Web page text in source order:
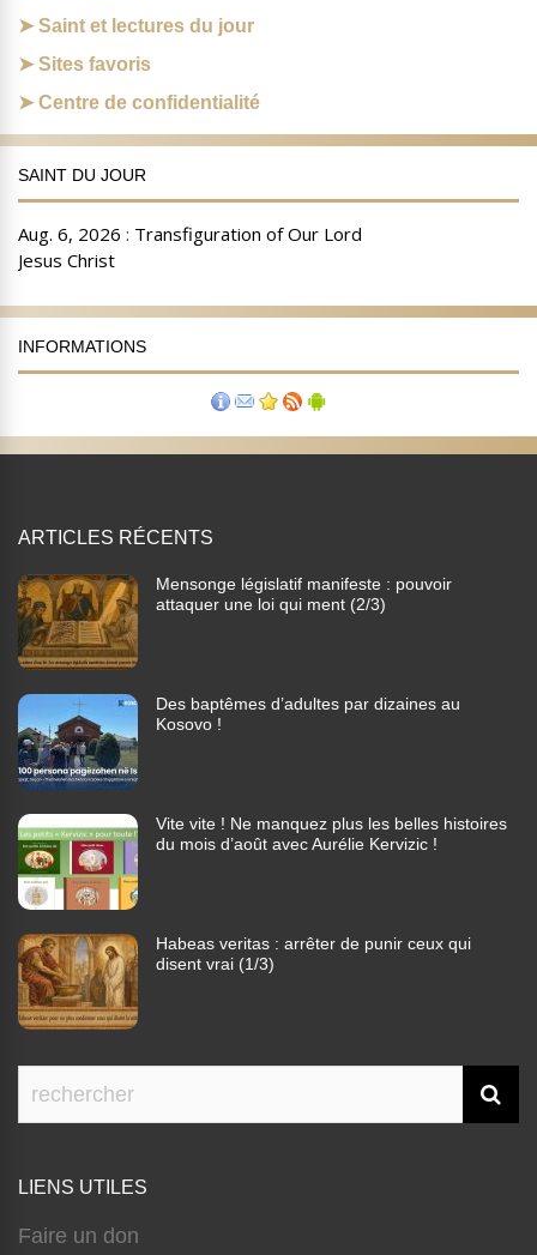
Saint et lectures du jour
Sites favoris
Centre de confidentialité
SAINT DU JOUR
INFORMATIONS
ARTICLES RÉCENTS
Mensonge législatif manifeste : pouvoir
attaquer une loi qui ment (2/3)
Des baptêmes d’adultes par dizaines au
Kosovo !
Vite vite ! Ne manquez plus les belles histoires
du mois d’août avec Aurélie Kervizic !
Habeas veritas : arrêter de punir ceux qui
disent vrai (1/3)
LIENS UTILES
Faire un don